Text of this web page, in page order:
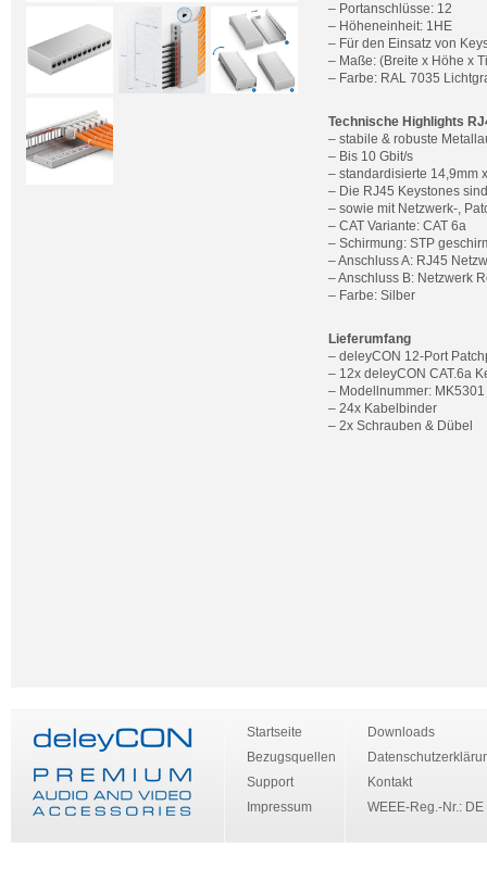
– Portanschlüsse: 12
– Höheneinheit: 1HE
– Für den Einsatz von
– Maße: (Breite x Höhe x
– Farbe: RAL 7035
Technische Highlights
– stabile & robuste
– Bis 10 Gbit/s
– standardisierte 14,9mm
– Die RJ45 Keystones
– sowie mit Netzwerk-,
– CAT Variante: CAT 6a
– Schirmung: STP
– Anschluss A: RJ45
– Anschluss B: Netzwerk
– Farbe: Silber
Lieferumfang
– deleyCON 12-Port
– 12x deleyCON CAT.6a
– Modellnummer: MK5301
– 24x Kabelbinder
– 2x Schrauben & Dübel
Startseite
Bezugsquellen
Support
Impressum
Downloads
Kontakt
WEEE-Reg.-Nr.: